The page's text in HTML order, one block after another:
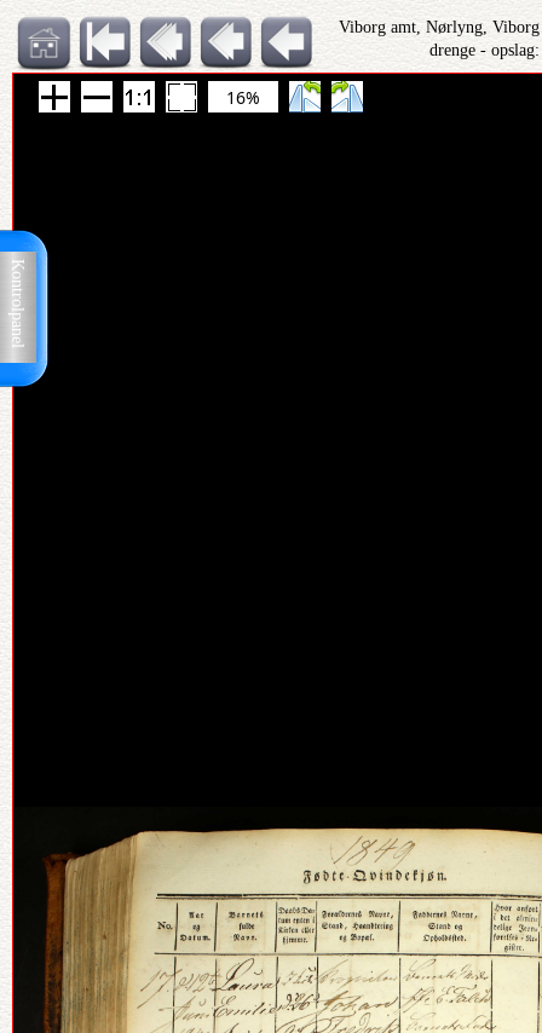
Kontrolpanel
Viborg amt, Nørlyng,
drenge -
16%